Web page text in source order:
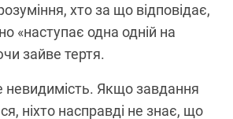
хто за що відповідає,
«наступає одна одній на
зайве тертя.
невидимість. Якщо завдання
ніхто насправді не знає, що